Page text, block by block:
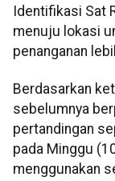
Identifikasi Sat
menuju lokasi
penanganan
Berdasarkan
sebelumnya
pertandingan
pada Minggu
menggunakan